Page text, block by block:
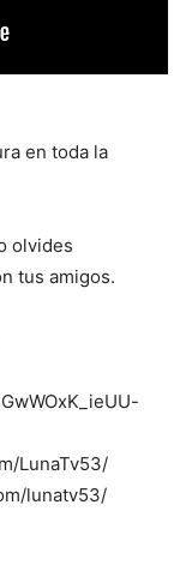
en toda la
olvides
tus amigos.
LunaTv53/
lunatv53/